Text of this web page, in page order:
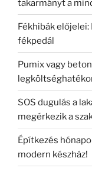
takarmányt a
Fékhibák előjelei:
fékpedál
Pumix vagy
SOS dugulás a
megérkezik a
Építkezés
modern készház!